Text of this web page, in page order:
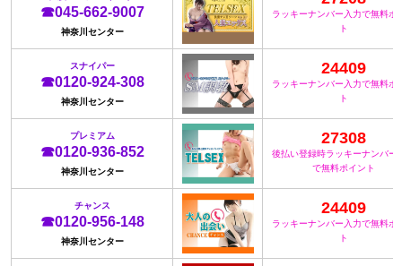
☎045-662-9007
神奈川センター
ラッキーナンバー入力で無料ポ
ト
スナイパー
☎0120-924-308
神奈川センター
24409
ラッキーナンバー入力で無料ポ
ト
プレミアム
☎0120-936-852
神奈川センター
27308
後払い登録時ラッキーナンバー
で無料ポイント
チャンス
☎0120-956-148
神奈川センター
24409
ラッキーナンバー入力で無料ポ
ト